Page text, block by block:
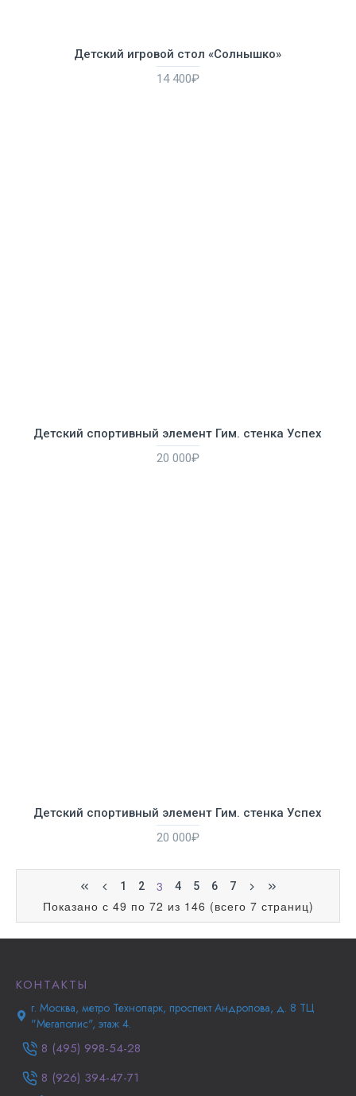
Детский игровой стол «Солнышко»
14 400₽
Детский спортивный элемент Гим. стенка Успех
20 000₽
Детский спортивный элемент Гим. стенка Успех
20 000₽
1 2 3 4 5 6 7
Показано с 49 по 72 из 146 (всего 7 страниц)
КОНТАКТЫ
г. Москва, метро Технопарк, проспект Андропова, д. 8 ТЦ
"Мегаполис", этаж 4.
8 (495) 998-54-28
8 (926) 394-47-71